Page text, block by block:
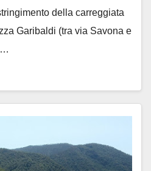
della carreggiata
Garibaldi (tra via Savona e